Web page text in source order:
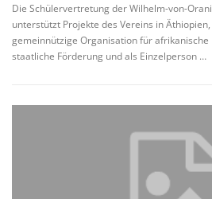
Die Schülervertretung der Wilhelm-von-
unterstützt Projekte des Vereins in
gemeinnützige Organisation für afrikanische
staatliche Förderung und als Einzelperson …